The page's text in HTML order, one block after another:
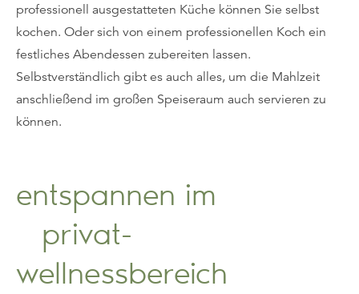
professionell ausgestatteten Küche können Sie selbst
kochen. Oder sich von einem professionellen Koch ein
festliches Abendessen zubereiten lassen.
Selbstverständlich gibt es auch alles, um die Mahlzeit
anschließend im großen Speiseraum auch servieren zu
können.
entspannen im
privat-
wellnessbereich